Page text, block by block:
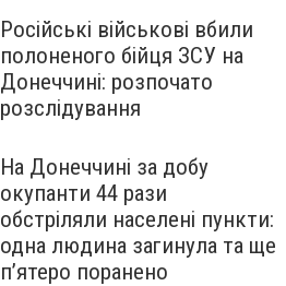
Російські військові вбили
полоненого бійця ЗСУ на
Донеччині: розпочато
розслідування
На Донеччині за добу
окупанти 44 рази
обстріляли населені пункти:
одна людина загинула та ще
пʼятеро поранено